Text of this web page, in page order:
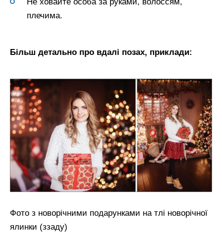
плечима.
Більш детально про вдалі позах, приклади:
Фото з новорічними подарунками на тлі новорічної
ялинки (ззаду)